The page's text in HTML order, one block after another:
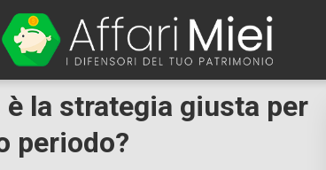
la strategia giusta per
periodo?